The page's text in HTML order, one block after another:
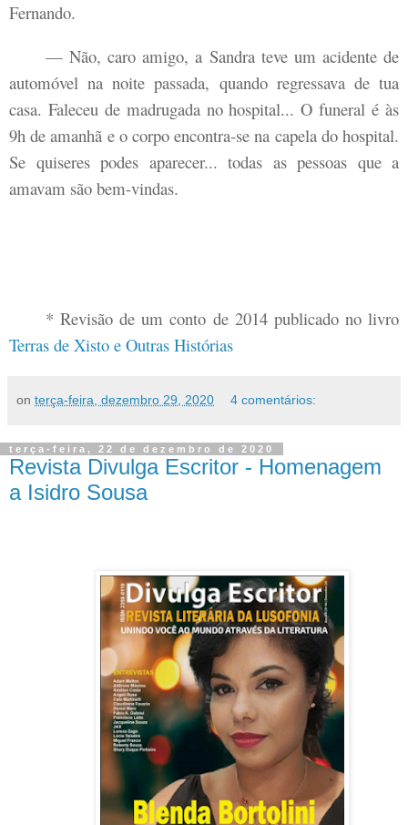
Fernando.
— Não, caro amigo, a Sandra teve um acidente de
automóvel na noite passada, quando regressava de tua
casa. Faleceu de madrugada no hospital... O funeral é às
9h de amanhã e o corpo encontra-se na capela do hospital.
Se quiseres podes aparecer... todas as pessoas que a
amavam são bem-vindas.
* Revisão de um conto de 2014 publicado no livro
Terras de Xisto e Outras Histórias
on terça-feira, dezembro 29, 2020 4 comentários:
terça-feira, 22 de dezembro de 2020
Revista Divulga Escritor - Homenagem
a Isidro Sousa